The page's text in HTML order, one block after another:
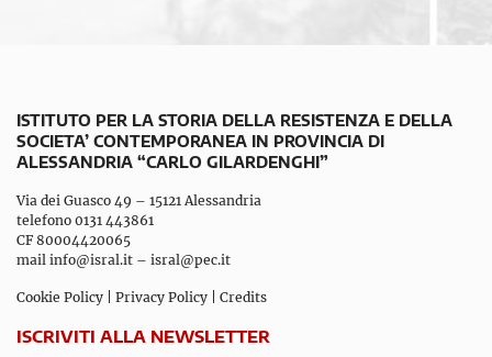
ISTITUTO PER LA STORIA DELLA RESISTENZA E DELLA
SOCIETA’ CONTEMPORANEA IN PROVINCIA DI
ALESSANDRIA “CARLO GILARDENGHI”
Via dei Guasco 49 – 15121 Alessandria
telefono 0131 443861
CF 80004420065
mail info@isral.it – isral@pec.it
Cookie Policy Privacy Policy Credits
ISCRIVITI ALLA NEWSLETTER